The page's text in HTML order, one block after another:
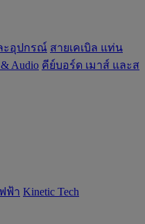
ะอุปกรณ์ สายเคเบิล แท่น
& Audio คีย์บอร์ด เมาส์ และส
ฟ้า Kinetic Tech